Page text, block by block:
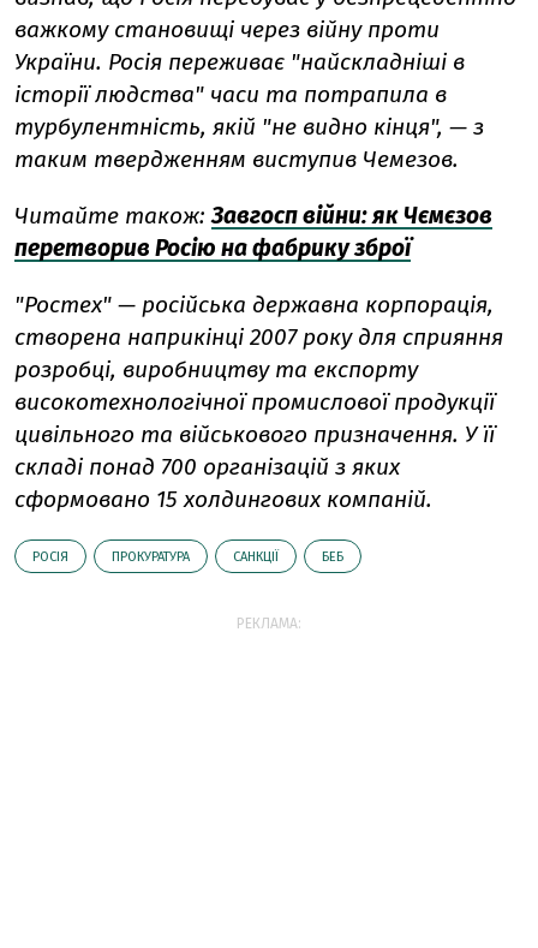
важкому становищі через війну проти
України. Росія переживає "найскладніші в
історії людства" часи та потрапила в
турбулентність, якій "не видно кінця", — з
таким твердженням виступив Чемезов.
Читайте також: Завгосп війни: як Чємєзов
перетворив Росію на фабрику зброї
"Ростех" — російська державна корпорація,
створена наприкінці 2007 року для сприяння
розробці, виробництву та експорту
високотехнологічної промислової продукції
цивільного та військового призначення. У її
складі понад 700 організацій з яких
сформовано 15 холдингових компаній.
РОСІЯ ПРОКУРАТУРА САНКЦІЇ БЕБ
РЕКЛАМА: